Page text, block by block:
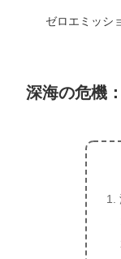
ゼロエミッシ
深海の危機